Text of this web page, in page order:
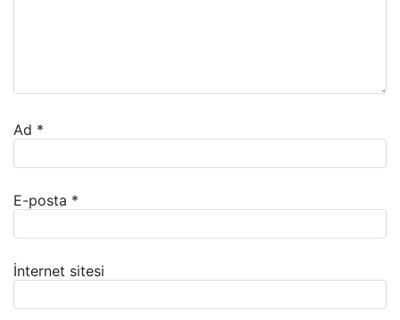
Ad *
E-posta *
İnternet sitesi